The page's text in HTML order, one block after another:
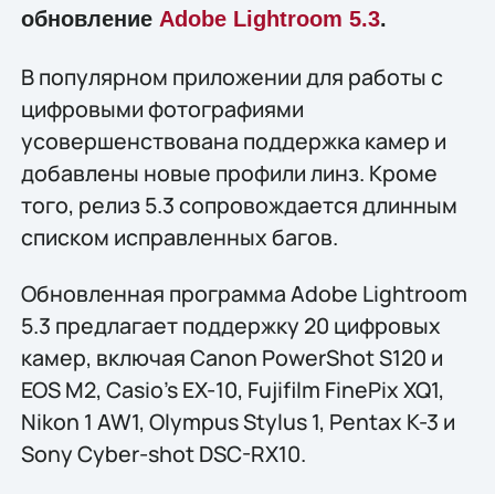
обновление Adobe Lightroom 5.3.
В популярном приложении для работы с
цифровыми фотографиями
усовершенствована поддержка камер и
добавлены новые профили линз. Кроме
того, релиз 5.3 сопровождается длинным
списком исправленных багов.
Обновленная программа Adobe Lightroom
5.3 предлагает поддержку 20 цифровых
камер, включая Canon PowerShot S120 и
EOS M2, Casio’s EX-10, Fujifilm FinePix XQ1,
Nikon 1 AW1, Olympus Stylus 1, Pentax K-3 и
Sony Cyber-shot DSC-RX10.